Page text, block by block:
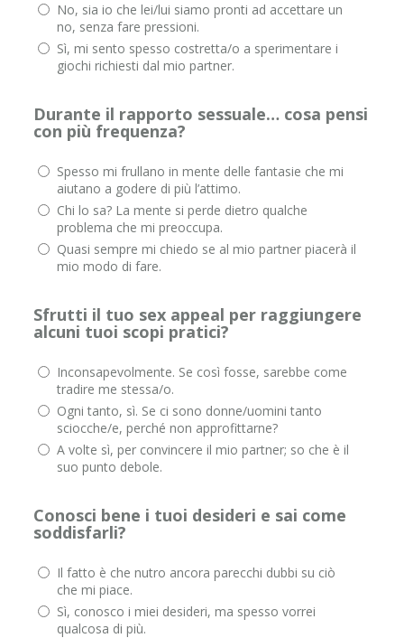
No, sia io che lei/lui siamo pronti ad accettare un
no, senza fare pressioni.
Sì, mi sento spesso costretta/o a sperimentare i
giochi richiesti dal mio partner.
Durante il rapporto sessuale… cosa pensi
con più frequenza?
Spesso mi frullano in mente delle fantasie che mi
aiutano a godere di più l’attimo.
Chi lo sa? La mente si perde dietro qualche
problema che mi preoccupa.
Quasi sempre mi chiedo se al mio partner piacerà il
mio modo di fare.
Sfrutti il tuo sex appeal per raggiungere
alcuni tuoi scopi pratici?
Inconsapevolmente. Se così fosse, sarebbe come
tradire me stessa/o.
Ogni tanto, sì. Se ci sono donne/uomini tanto
sciocche/e, perché non approfittarne?
A volte sì, per convincere il mio partner; so che è il
suo punto debole.
Conosci bene i tuoi desideri e sai come
soddisfarli?
Il fatto è che nutro ancora parecchi dubbi su ciò
che mi piace.
Sì, conosco i miei desideri, ma spesso vorrei
qualcosa di più.